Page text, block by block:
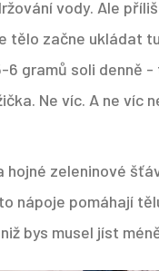
vody. Ale
tělo začne ukládat
6 gramů soli denně -
Ne víc. A ne víc
hojné zeleninové
nápoje pomáhají
bys musel jíst